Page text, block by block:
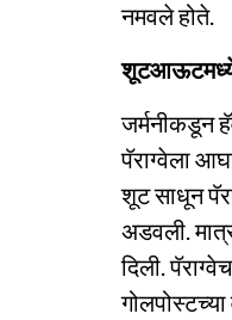
नमवले होते.
जर्मनीकडून
पॅराग्वेला
शूट साधून
अडवली.
दिली.